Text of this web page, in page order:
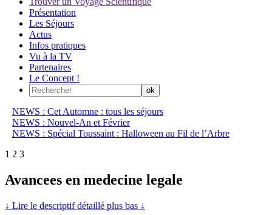
Présentation
Les Séjours
Actus
Infos pratiques
Vu à la TV
Partenaires
Le Concept !
NEWS : Cet Automne : tous les séjours
NEWS : Nouvel-An et Février
NEWS : Spécial Toussaint : Halloween au Fil de l’Arbre
1 2 3
Avancees en medecine legale
↓ Lire le descriptif détaillé plus bas ↓